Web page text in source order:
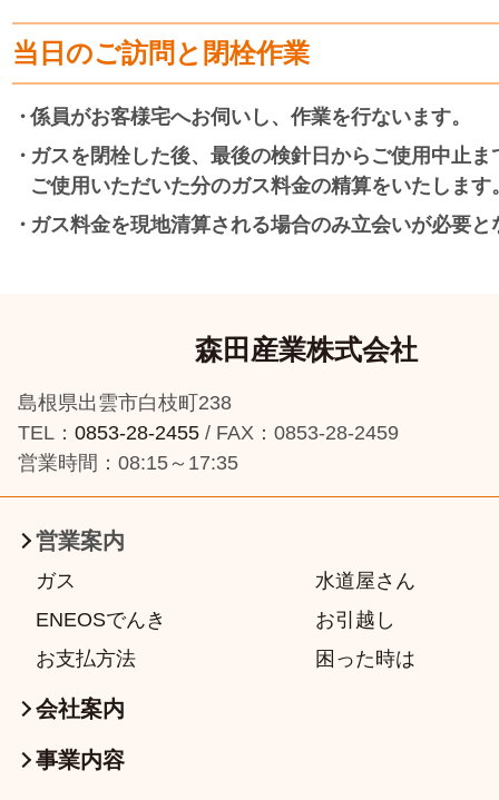
当日のご訪問と閉栓作業
係員がお客様宅へお伺いし、作業を行ないます。
ガスを閉栓した後、最後の検針日からご使用中止ま
ご使用いただいた分のガス料金の精算をいたします
ガス料金を現地清算される場合のみ立会いが必要と
森田産業株式会社
島根県出雲市白枝町238
TEL： 0853-28-2455 / FAX：0853-28-2459
営業時間：08:15～17:35
営業案内
ガス
水道屋さん
ENEOSでんき
お引越し
お支払方法
困った時は
会社案内
事業内容